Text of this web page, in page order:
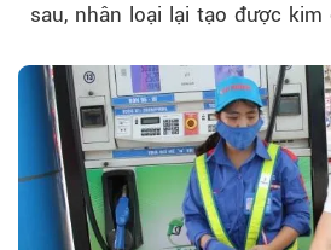
sau, nhân loại lại tạo được